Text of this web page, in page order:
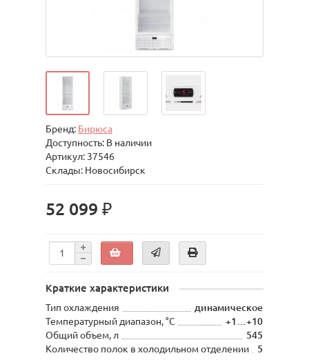
Бренд: Бирюса
Доступность: В наличии
Артикул: 37546
Склады: Новосибирск
52 099 ₽
Краткие характеристики
Тип охлаждения
динамическое
Температурный диапазон, °С
+1…+10
Общий объем, л
545
Количество полок в холодильном отделении
5